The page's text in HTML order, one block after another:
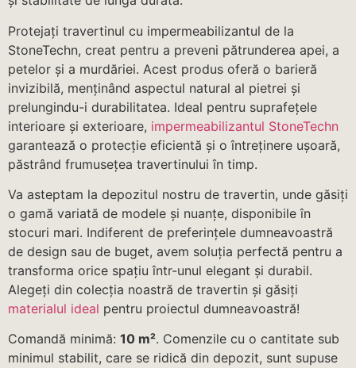
Protejați travertinul cu impermeabilizantul de la
StoneTechn, creat pentru a preveni pătrunderea apei, a
petelor și a murdăriei. Acest produs oferă o barieră
invizibilă, menținând aspectul natural al pietrei și
prelungindu-i durabilitatea. Ideal pentru suprafețele
interioare și exterioare, impermeabilizantul StoneTechn
garantează o protecție eficientă și o întreținere ușoară,
păstrând frumusețea travertinului în timp.
Va asteptam la depozitul nostru de travertin, unde găsiți
o gamă variată de modele și nuanțe, disponibile în
stocuri mari. Indiferent de preferințele dumneavoastră
de design sau de buget, avem soluția perfectă pentru a
transforma orice spațiu într-unul elegant și durabil.
Alegeți din colecția noastră de travertin și găsiți
materialul ideal pentru proiectul dumneavoastră!
Comandă minimă: 10 m². Comenzile cu o cantitate sub
minimul stabilit, care se ridică din depozit, sunt supuse